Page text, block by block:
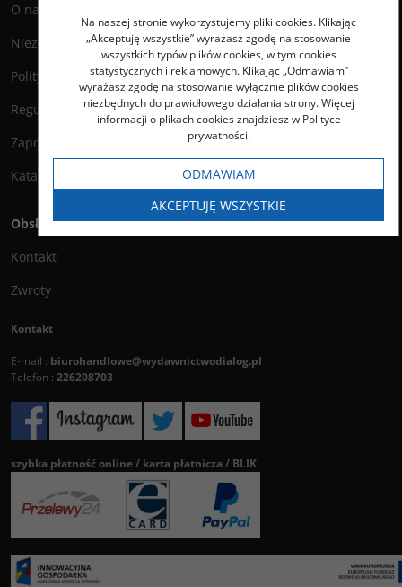
O nas
Niezbędnik Autora
Polityka prywatności
Regulamin księgarni
Zapowiedzi
Katalog
Obsługa klienta
Kontakt
Zwroty
Kontakt
E-mail : biurohandlowe@wydawnictwodialog.pl
Telefon : 226208703
szybka płatność online / karta płatnicza / BLIK
Na naszej stronie wykorzystujemy pliki cookies. Klikając
„Akceptuję wszystkie” wyrażasz zgodę na stosowanie
wszystkich typów plików cookies, w tym cookies
statystycznych i reklamowych. Klikając „Odmawiam”
wyrażasz zgodę na stosowanie wyłącznie plików cookies
niezbędnych do prawidłowego działania strony. Więcej
informacji o plikach cookies znajdziesz w Polityce
prywatności.
ODMAWIAM
AKCEPTUJĘ WSZYSTKIE